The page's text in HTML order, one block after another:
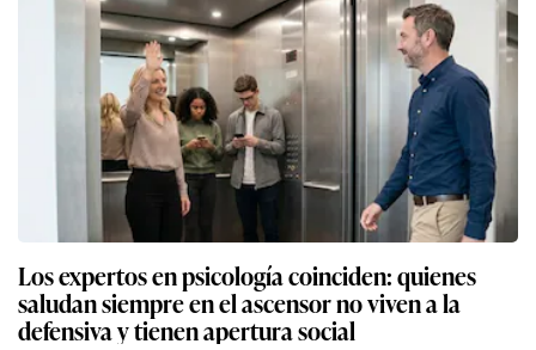
Los expertos en psicología coinciden: quienes
saludan siempre en el ascensor no viven a la
defensiva y tienen apertura social